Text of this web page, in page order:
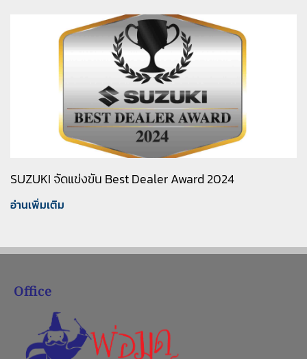
SUZUKI จัดแข่งขัน Best Dealer Award 2024
อ่านเพิ่มเติม
Office